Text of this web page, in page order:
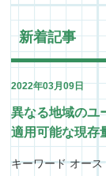
新着記事
2022年03月09日
異なる地域のユ
適用可能な現存
キーワード オー